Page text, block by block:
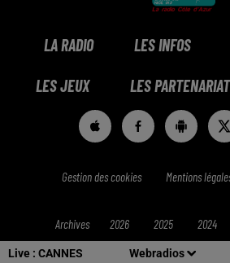
Live : CANNES Webradios
LA RADIO LES INFOS
LES JEUX LES
Gestion des cookies Mentions
Archives 2026 2025 2024